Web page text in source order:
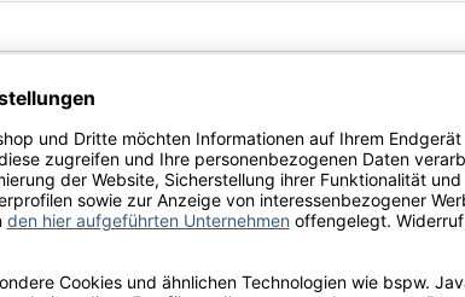
der Provence, Mango, Stachelbeere